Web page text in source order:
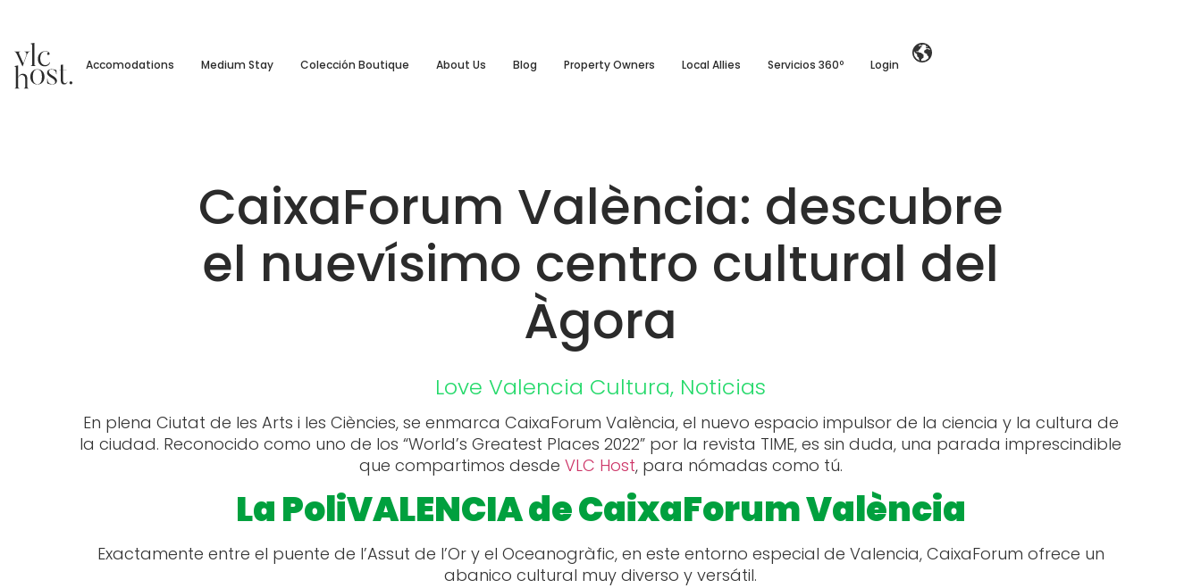
Accomodations Medium Stay Colección Boutique About Us Blog Property Owners Local Allies Servicios 360º Login
CaixaForum València: descubre
el nuevísimo centro cultural del
Àgora
Love Valencia Cultura, Noticias
En plena Ciutat de les Arts i les Ciències, se enmarca CaixaForum València, el nuevo espacio impulsor de la ciencia y la cultura de
la ciudad. Reconocido como uno de los “World’s Greatest Places 2022” por la revista TIME, es sin duda, una parada imprescindible
que compartimos desde VLC Host, para nómadas como tú.
La PoliVALENCIA de CaixaForum València
Exactamente entre el puente de l’Assut de l’Or y el Oceanogràfic, en este entorno especial de Valencia, CaixaForum ofrece un
abanico cultural muy diverso y versátil.